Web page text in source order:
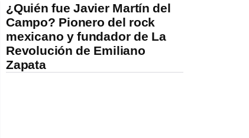
¿Quién fue Javier Martín del
Campo? Pionero del rock
mexicano y fundador de La
Revolución de Emiliano
Zapata